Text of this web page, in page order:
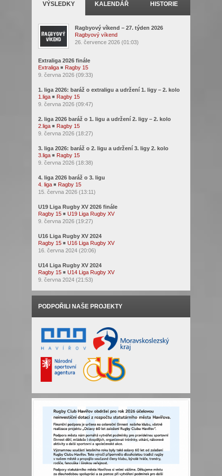
VÝSLEDKY KALENDÁŘ HISTORIE
Ragbyový víkend – 27. týden 2026
Ragbyový víkend
26. července 2026 (01:03)
Extraliga 2026 finále
Extraliga ◾ Ragby 15
9. června 2026 (09:33)
1. liga 2026: baráž o extraligu a udržení 1. ligy – 2. kolo
1.liga ◾ Ragby 15
9. června 2026 (09:47)
2. liga 2026 baráž o 1. ligu a udržení 2. ligy – 2. kolo
2.liga ◾ Ragby 15
9. června 2026 (18:27)
3. liga 2026: baráž o 2. ligu a udržení 3. ligy 2. kolo
3.liga ◾ Ragby 15
9. června 2026 (18:38)
4. liga 2026 baráž o 3. ligu
4. liga ◾ Ragby 15
15. června 2026 (13:11)
U19 Liga Rugby XV 2026 finále
Ragby 15 ◾ U19 Liga Rugby XV
9. června 2026 (19:27)
U16 Liga Rugby XV 2024
Ragby 15 ◾ U16 Liga Rugby XV
16. června 2024 (20:06)
U14 Liga Rugby XV 2024
Ragby 15 ◾ U14 Liga Rugby XV
9. června 2024 (21:53)
PODPOŘILI NAŠE PROJEKTY